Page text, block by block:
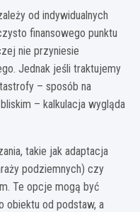
od indywidualnych
finansowego punktu
nie przyniesie
Jednak jeśli traktujemy
– sposób na
– kalkulacja wygląda
takie jak adaptacja
podziemnych) czy
Te opcje mogą być
obiektu od podstaw, a